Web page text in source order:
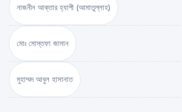
নাজনীন আক্তার হ্যাপী (আমাতুল্লাহ)
মোঃ মোস্তফা জামান
মুহাম্মদ আবুল হাসানাত